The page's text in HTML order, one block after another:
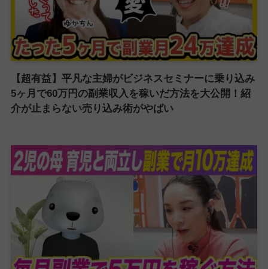
【超有益】平凡な主婦がビジネスセミナーに乗り込み
5ヶ月で60万円の副業収入を稼いだ方法を大公開！紹
介が止まらない売り込み術がやばい